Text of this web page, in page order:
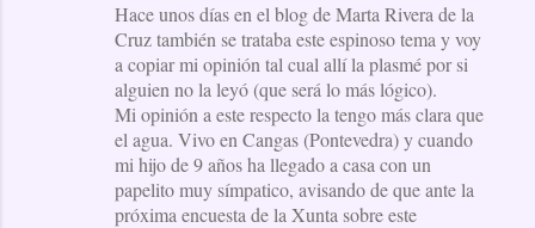
Hace unos días en el blog de Marta Rivera de la
Cruz también se trataba este espinoso tema y voy
a copiar mi opinión tal cual allí la plasmé por si
alguien no la leyó (que será lo más lógico).
Mi opinión a este respecto la tengo más clara que
el agua. Vivo en Cangas (Pontevedra) y cuando
mi hijo de 9 años ha llegado a casa con un
papelito muy símpatico, avisando de que ante la
próxima encuesta de la Xunta sobre este